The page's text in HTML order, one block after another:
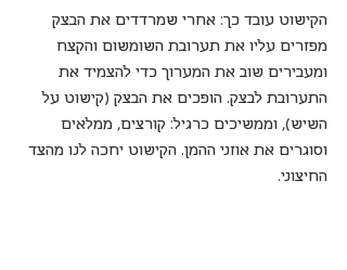
הקישוט עובד כך: אחרי שמרדדים את הבצק
מפזרים עליו את תערובת השומשום והקצח
ומעבירים שוב את המערוך כדי להצמיד את
התערובת לבצק. הופכים את הבצק (קישוט על
השיש), וממשיכים כרגיל: קורצים, ממלאים
וסוגרים את אוזני ההמן. הקישוט יחכה לנו מהצד
החיצוני.